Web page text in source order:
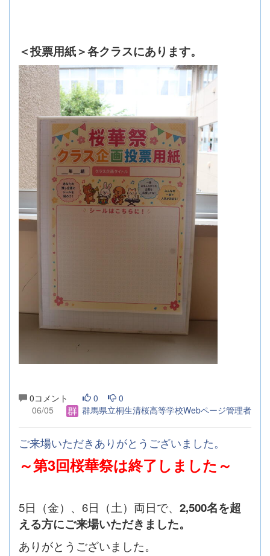
＜投票用紙＞各クラスにあります。
0コメント 0
0
06/05
群馬県立桐生清桜高等学校Webページ管理者
ご来場いただきありがとうございました。
～第3回桜華祭は終了しました～
5日（金）、6日（土）両日で、 2,500名を超
える方にご来場いただきました。
ありがとうございました。